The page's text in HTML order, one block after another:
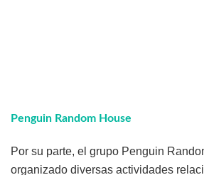
Penguin Random House
Por su parte, el grupo Penguin
organizado diversas actividades